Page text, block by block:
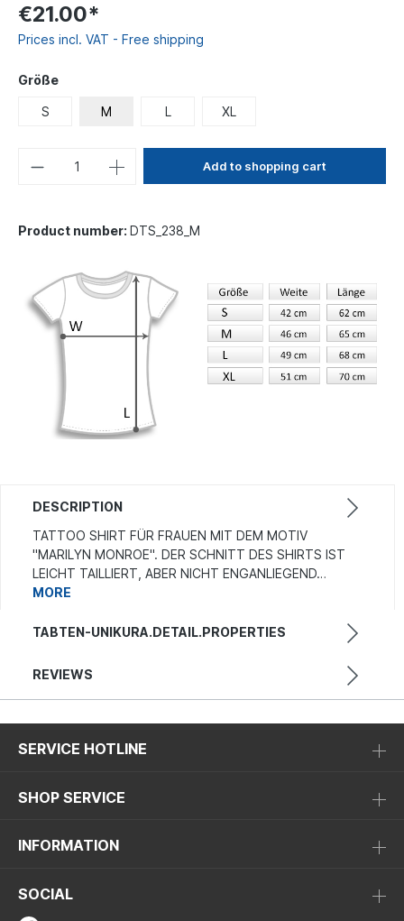
€21.00*
Prices incl. VAT - Free shipping
Größe
S M L XL
Add to shopping cart
Product number: DTS_238_M
DESCRIPTION
TATTOO SHIRT FÜR FRAUEN MIT DEM MOTIV
"MARILYN MONROE". DER SCHNITT DES SHIRTS IST
LEICHT TAILLIERT, ABER NICHT ENGANLIEGEND…
MORE
TABTEN-UNIKURA.DETAIL.PROPERTIES
REVIEWS
SERVICE HOTLINE
SHOP SERVICE
INFORMATION
SOCIAL